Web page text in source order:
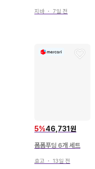
지바 ・ 7일 전
5%46,731원
폼폼푸딩 6개 세트
효고 ・ 13일 전